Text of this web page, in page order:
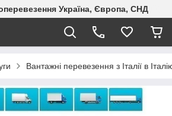
Україна, Європа, СНД
Вантажні перевезення з Італії в